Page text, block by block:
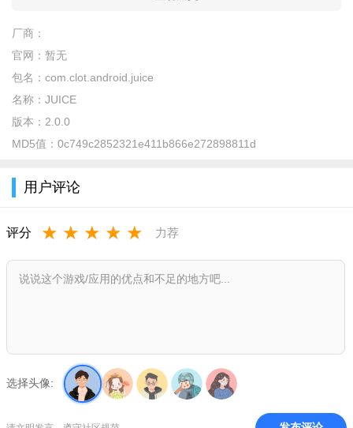
下载JUICESTORE app使用！
juice app下载2023最新版亮点
1.界面有专门的预约通道，还有抢鞋神器，来助力各位用户来
购鞋子;
2.不需要到线下的门店来购买，只需要在手机官网商城里里面
3.发售，预售，捕获通知提醒都会在自己的手机界面提醒服务
1、线上找商品也是非常快速，通过搜索框、鞋子类型、价
消息。
3、每天还能够在线免费领取优惠券，在低价商品上还可以省
厂商：
官网： 暂无
包名： com.clot.android.juice
名称： JUICE
版本： 2.0.0
MD5值： 0c749c2852321e411b866e272898811d
用户评论
评分 ★ ★ ★ ★ ★ 力荐
选择头像: